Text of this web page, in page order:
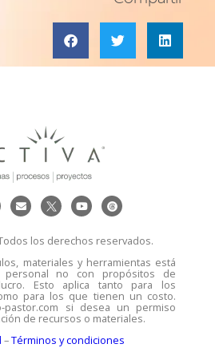
los derechos reservados.
materiales y herramientas está
personal no con propósitos de
Esto aplica tanto para los
para los que tienen un costo.
pastor.com si desea un permiso
de recursos o materiales.
–Términos y condiciones